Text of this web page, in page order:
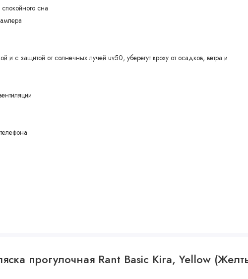
сна
и с защитой от солнечных лучей uv50, уберегут кроху от осадков, ветра и
прогулочная Rant Basic Kira, Yellow